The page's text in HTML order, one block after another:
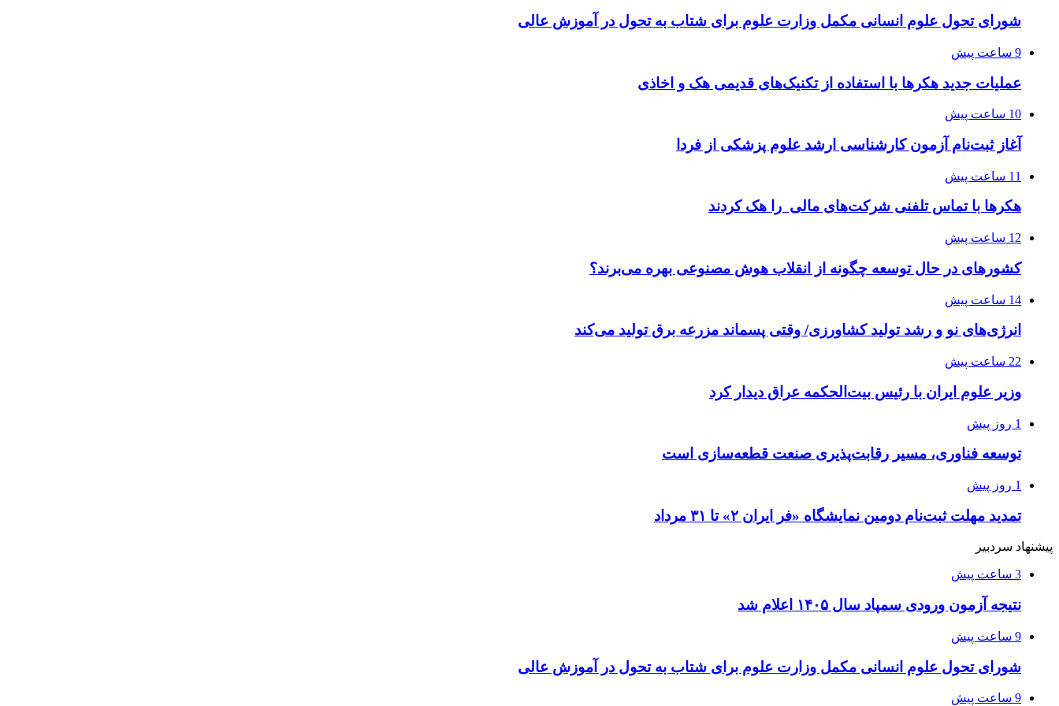
شورای تحول علوم انسانی مکمل وزارت علوم برای شتاب به تحول در آموزش عالی
9 ساعت پیش
عملیات جدید هکرها با استفاده از تکنیک‌های قدیمی هک و اخاذی
10 ساعت پیش
آغاز ثبت‌نام‌ آزمون کارشناسی ارشد علوم پزشکی از فردا
11 ساعت پیش
هکرها با تماس تلفنی شرکت‌های مالی را هک کردند
12 ساعت پیش
کشورهای در حال توسعه چگونه از انقلاب هوش مصنوعی بهره می‌برند؟
14 ساعت پیش
انرژی‌های نو و رشد تولید کشاورزی/ وقتی پسماند مزرعه‌ برق تولید می‌کند
22 ساعت پیش
وزیر علوم ایران با رئیس بیت‌الحکمه عراق دیدار کرد
1 روز پیش
توسعه فناوری، مسیر رقابت‌پذیری صنعت قطعه‌سازی است
1 روز پیش
تمدید مهلت ثبت‌نام دومین نمایشگاه «فر ایران ۲» تا ۳۱ مرداد
پیشنهاد سردبیر
3 ساعت پیش
نتیجه آزمون ورودی سمپاد سال ۱۴۰۵ اعلام شد
9 ساعت پیش
شورای تحول علوم انسانی مکمل وزارت علوم برای شتاب به تحول در آموزش عالی
9 ساعت پیش